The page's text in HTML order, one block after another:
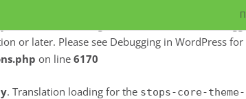
or later. Please see Debugging in WordPress for
on line 6170
. Translation loading for the stops-core-